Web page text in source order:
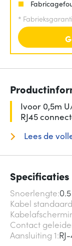
*
Ivoor 0,5m
RJ45
Lees de
Specificaties
Snoerlengte
Kabel standaard
Contact
Aansluiting 1